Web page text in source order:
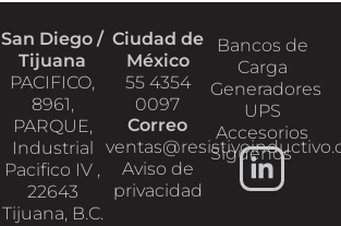
San Diego /
Tijuana
PACIFICO,
8961,
PARQUE,
Industrial
Pacifico IV ,
22643
Tijuana, B.C.
Ciudad de
México
55 4354
0097
Correo
Aviso de
privacidad
Bancos de
Carga
Generadores
UPS
Accesorios
Siguenos